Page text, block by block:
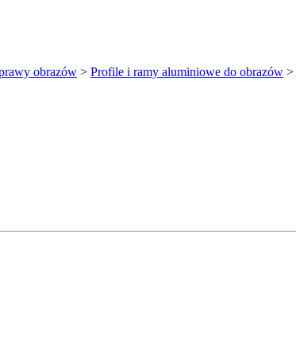
obrazów > Profile i ramy aluminiowe do obrazów >